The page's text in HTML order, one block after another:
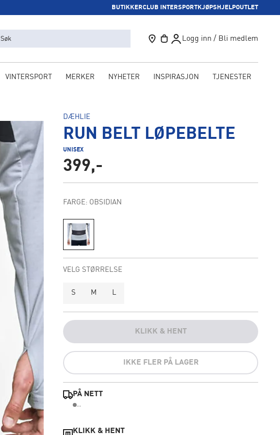
BUTIKKERCLUB INTERSPORTKJØPSHJELPOUTLET
Søk Logg inn / Bli medlem
VINTERSPORT MERKER NYHETER INSPIRASJON TJENESTER
DÆHLIE
RUN BELT LØPEBELTE
UNISEX
399,-
FARGE: OBSIDIAN
VELG STØRRELSE
S M L
KLIKK & HENT
IKKE FLER PÅ LAGER
PÅ NETT
...
KLIKK & HENT